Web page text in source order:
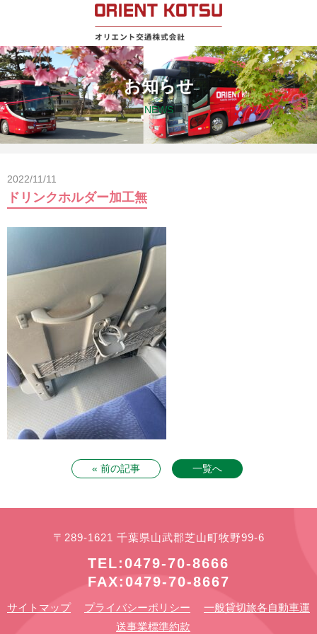
お知らせ
NEWS
2022/11/11
ドリンクホルダー加工無
« 前の記事 一覧へ
〒289-1621 千葉県山武郡芝山町牧野99-6
TEL:0479-70-8666
FAX:0479-70-8667
サイトマップ プライバシーポリシー
一般貸切旅各自動車運
送事業標準約款